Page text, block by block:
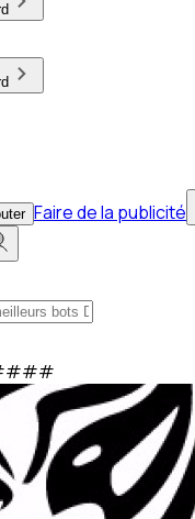
Faire de la publicité
###